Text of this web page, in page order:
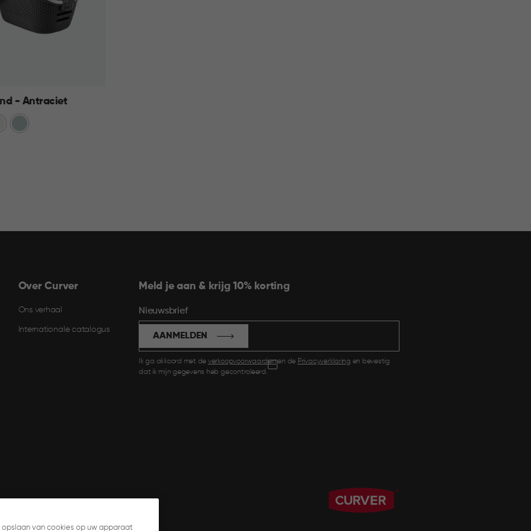
- Antraciet
Mistig
Over Curver
Ons verhaal
Internationale catalogus
Meld je aan & krijg 10% korting
Nieuwsbrief
Ik ga akkoord met de verkoopvoorwaardenen de Privacyverklaring en bevestig
dat ik mijn gegevens heb gecontroleerd.
AANMELDEN
opslaan van cookies op uw apparaat